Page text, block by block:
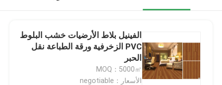
الفينيل بلاط الأرضيات خشب البلوط
PVC الزخرفية ورقة الطباعة نقل
الحبر
MOQ：5000㎡
الأسعار：negotiable